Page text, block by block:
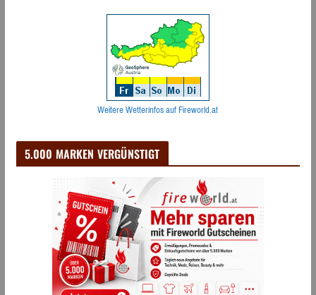
Weitere Wetterinfos auf Fireworld.at
5.000 MARKEN VERGÜNSTIGT